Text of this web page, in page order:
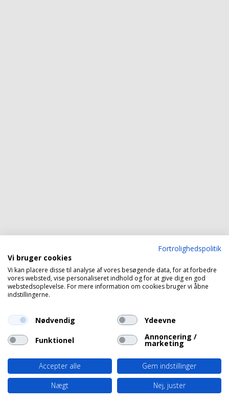
Fortrolighedspolitik
Vi bruger cookies
Vi kan placere disse til analyse af vores besøgende data, for at forbedre
vores websted, vise personaliseret indhold og for at give dig en god
webstedsoplevelse. For mere information om cookies bruger vi åbne
indstillingerne.
Nødvendig Ydeevne
Funktionel Annoncering /
marketing
Accepter alle
Gem indstillinger
Nægt
Nej, juster